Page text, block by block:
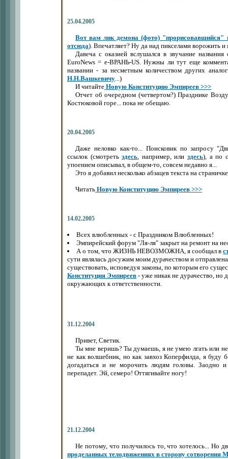
25.04.2005
Вот вам лик демона (фото) "прорисовавшийся"
отсюда). Впечатляет? Ну да над пикселами ворожить
Давеча с оказией вслушался в звучание
EuroNews = е-ВРАНЬ-US. Нужны ли тут еще
названии - за несметным количеством других
Н.Н.Вашкевичу...)
И читайте Новую Конституцию Эмпиреев >>>
Отчет об очередном (четвертом?) Празднике
Костюковой горе... пока не обещаю.
20.04.2005
Даже неловко как-то... Поисковик по запросу
ссылок (смотретьздесь, например, илиздесь), а по
упоением описывал, в общем-то, совсем недавно я...
Это я добавил несколько абзацев текста на
Читать Новую Конституцию Эмпиреев >>>
14.02.2005
Всех влюбленных - с Праздником Влюбленных!
Эмпирейский форум "Ля-ля" закрыт на ремонт на
А о том, что ЖИЗНЬ НЕВОЗМОЖНА, я сообщал в
сути являлась досужим моим дурачеством и
существовать, исповедуя законы, по которым его
Конституция Эмпиреев - уже никак не дурачество, но
окружающих к ответственности.
31.12.2004
Привет, Светик.
Ты мне веришь? Ты думаешь, я не умею лгать или
не как волшебник, но как завхоз Коперфилда, я
догадаться и не морочить людям головы. Заодно
перепадет. Эй, семеро! Оттягивайте ногу!
21.12.2004
Не потому, что получилось то, что хотелось... Но
проделанных телодвижениях в сторону сотворения